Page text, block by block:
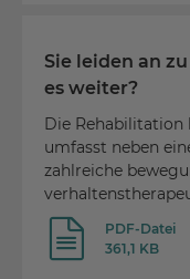
PDF-Datei
361,1 KB
Sie leiden an
es weiter?
Die Rehabilitation
umfasst neben
zahlreiche